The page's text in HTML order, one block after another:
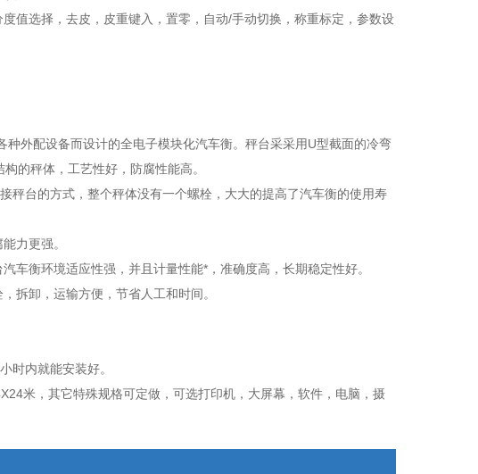
值选择，去皮，皮重键入，置零，自动/手动切换，称重标定，参数设
外配设备而设计的全电子模块化汽车衡。秤台采采用U型截面的冷弯
的秤体，工艺性好，防腐性能高。
秤台的方式，整个秤体没有一个螺栓，大大的提高了汽车衡的使用寿
力更强。
车衡环境适应性强，并且计量性能*，准确度高，长期稳定性好。
拆卸，运输方便，节省人工和时间。
时内就能安装好。
米，其它特殊规格可定做，可选打印机，大屏幕，软件，电脑，摄